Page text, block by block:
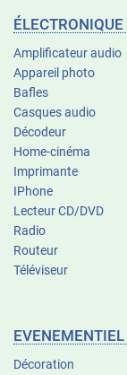
ÉLECTRONIQUE
Amplificateur audio
Appareil photo
Bafles
Casques audio
Décodeur
Home-cinéma
Imprimante
IPhone
Lecteur CD/DVD
Radio
Routeur
Téléviseur
EVENEMENTIEL
Décoration